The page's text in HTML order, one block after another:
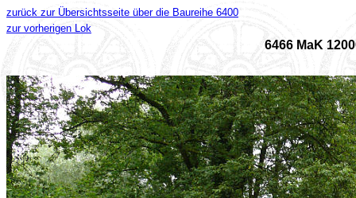
zurück zur Übersichtsseite über die Baureihe 6400
zur vorherigen Lok
6466 MaK